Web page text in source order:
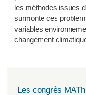
les méthodes issues
surmonte ces
variables
changement
Les congrès